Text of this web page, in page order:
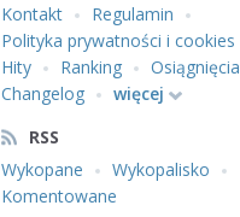
Kontakt
Regulamin
Polityka prywatności i cookies
Hity
Ranking
Osiągnięcia
Changelog
więcej
RSS
Wykopane
Wykopalisko
Komentowane